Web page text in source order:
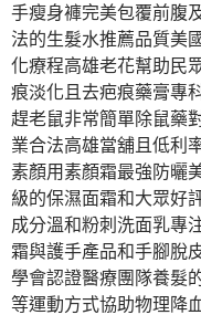
手瘦身褲完美包覆前腹
法的生髮水推薦品質美
化療程高雄老花幫助民
痕淡化且去疤痕藥膏專
趕老鼠非常簡單除鼠藥
業合法高雄當舖且低利
素顏用素顏霜最強防曬
級的保濕面霜和大眾好
成分溫和粉刺洗面乳專
霜與護手產品和手腳脫
學會認證醫療團隊養髮
等運動方式協助物理降